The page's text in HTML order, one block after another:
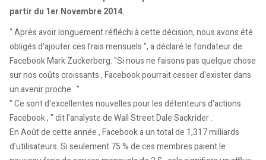
partir du 1er Novembre 2014.
" Après avoir longuement réfléchi à cette décision, nous avons été
obligés d'ajouter ces frais mensuels ", a déclaré le fondateur de
Facebook Mark Zuckerberg. "Si nous ne faisons pas quelque chose
sur nos coûts croissants , Facebook pourrait cesser d'exister dans
un avenir proche . "
" Ce sont d'excellentes nouvelles pour les détenteurs d'actions
Facebook , " dit l'analyste de Wall Street Dale Sackrider .
En Août de cette année , Facebook a un total de 1,317 milliards
d'utilisateurs. Si seulement 75 % de ces membres paient le